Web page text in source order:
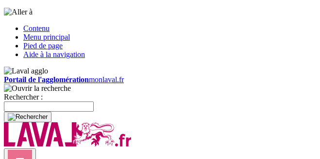
Contenu
Menu principal
Pied de page
Aide à la navigation
Portail de l'agglomérationmonlaval.fr
Rechercher :